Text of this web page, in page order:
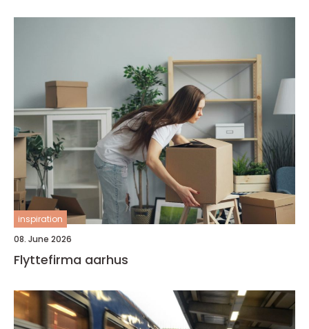
inspiration
08. June 2026
Flyttefirma aarhus